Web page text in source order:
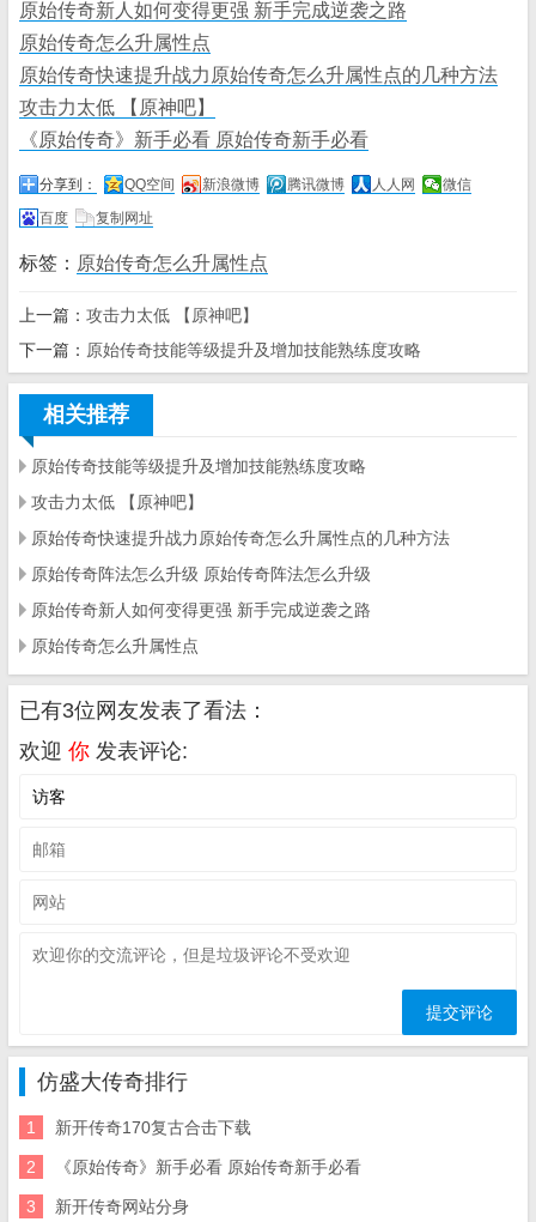
原始传奇新人如何变得更强 新手完成逆袭之路
原始传奇怎么升属性点
原始传奇快速提升战力原始传奇怎么升属性点的几种方法
攻击力太低 【原神吧】
《原始传奇》新手必看 原始传奇新手必看
分享到： QQ空间 新浪微博 腾讯微博 人人网
微信
百度
复制网址
标签： 原始传奇怎么升属性点
上一篇： 攻击力太低 【原神吧】
下一篇： 原始传奇技能等级提升及增加技能熟练度攻略
相关推荐
原始传奇技能等级提升及增加技能熟练度攻略
攻击力太低 【原神吧】
原始传奇快速提升战力原始传奇怎么升属性点的几种方法
原始传奇阵法怎么升级 原始传奇阵法怎么升级
原始传奇新人如何变得更强 新手完成逆袭之路
原始传奇怎么升属性点
已有3位网友发表了看法：
欢迎 你 发表评论:
仿盛大传奇排行
1 新开传奇170复古合击下载
2 《原始传奇》新手必看 原始传奇新手必看
3 新开传奇网站分身